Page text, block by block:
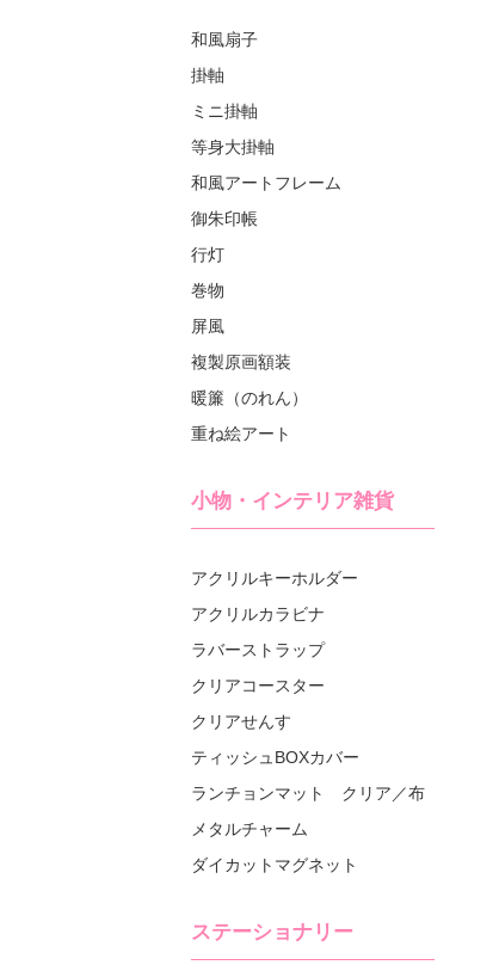
和風扇子
掛軸
ミニ掛軸
等身大掛軸
和風アートフレーム
御朱印帳
行灯
巻物
屏風
複製原画額装
暖簾（のれん）
重ね絵アート
ステーショナリー
小物・インテリア雑貨
アクリルキーホルダー
アクリルカラビナ
ラバーストラップ
クリアコースター
クリアせんす
ティッシュBOXカバー
ランチョンマット クリア／布
メタルチャーム
ダイカットマグネット